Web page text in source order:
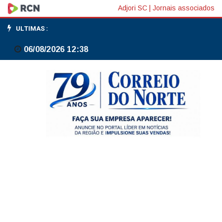
Bolsas
da
Europa
fecham
maioria
Adjori SC Jornais associados
ULTIMAS :
06/08/2026 12:38